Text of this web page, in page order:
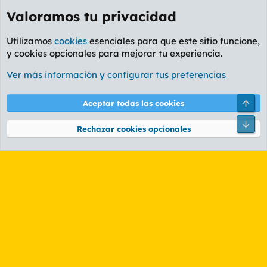
Foro General
Cookies
PL OLDSTYLE AMARILLO
Términos y reglas Política de privacidad Ayuda
Community platform by XenForo® © 2010-2026 XenForo Ltd.
Valoramos tu privacidad
Utilizamos cookies esenciales para que este sitio funcione,
y cookies opcionales para mejorar tu experiencia.
Ver más información y configurar tus preferencias
Aceptar todas las cookies
Rechazar cookies opcionales
Pie